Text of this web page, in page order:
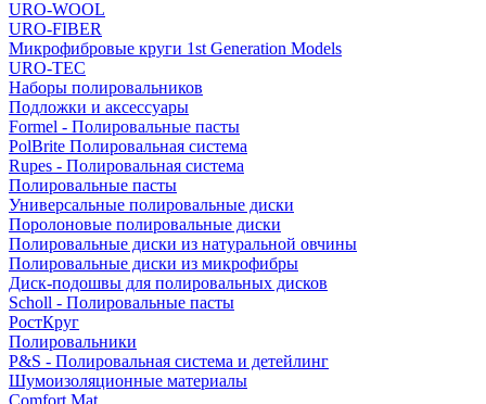
URO-WOOL
URO-FIBER
Микрофибровые круги 1st Generation Models
URO-TEC
Наборы полировальников
Подложки и аксессуары
Formel - Полировальные пасты
PolBrite Полировальная система
Rupes - Полировальная система
Полировальные пасты
Универсальные полировальные диски
Поролоновые полировальные диски
Полировальные диски из натуральной овчины
Полировальные диски из микрофибры
Диск-подошвы для полировальных дисков
Scholl - Полировальные пасты
РостКруг
Полировальники
P&S - Полировальная система и детейлинг
Шумоизоляционные материалы
Comfort Mat